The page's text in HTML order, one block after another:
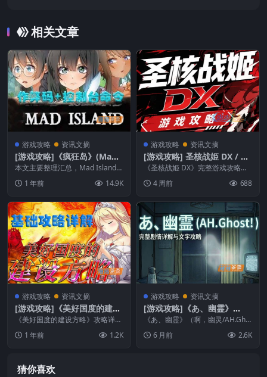
相关文章
游戏攻略 资讯文摘
[游戏攻略]《疯狂岛》(Mad I
sland)_控制台命令+视频教程
攻略_合集整理汇总
本文主要整理汇总，Mad Island游
岛》(Ma...
1 年前 14.9K
游戏攻略 资讯文摘
[游戏攻略] 圣核战姫 DX / O
peration Darkside DX – 流
程指南与角色养成
《圣核战姫 DX》完整游戏攻略，
斗、资源研究、...
4 周前 688
游戏攻略 资讯文摘
[游戏攻略]《美好国度的建设
方略》(Magnificent Kingd
om)攻略详解+操作说明_STE
AM游戏攻略
《美好国度的建设方略》攻略详解
验一下本游戏的内容，...
1 年前 1.2K
游戏攻略 资讯文摘
[游戏攻略]《あ、幽霊》
（啊，幽灵/AH.Ghost!）_恋
爱恐怖RPG_完整攻略流程详
解
《あ、幽霊》（啊，幽灵/AH.Gho
爱喜剧RP...
6 月前 2.6K
猜你喜欢